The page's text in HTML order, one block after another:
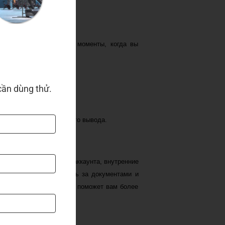
именно проблема.
на следующие моменты, когда вы
о статусе вашего вывода.
верификации аккаунта, внутренние
важно следить за документами и
общения с компанией поможет вам более
dùng thử.